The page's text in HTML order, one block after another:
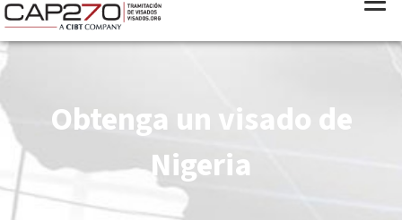
Obtenga un visado de
Nigeria